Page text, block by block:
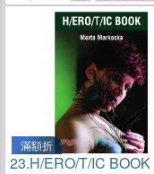
滿額折
23.H/ERO/T/IC BOOK